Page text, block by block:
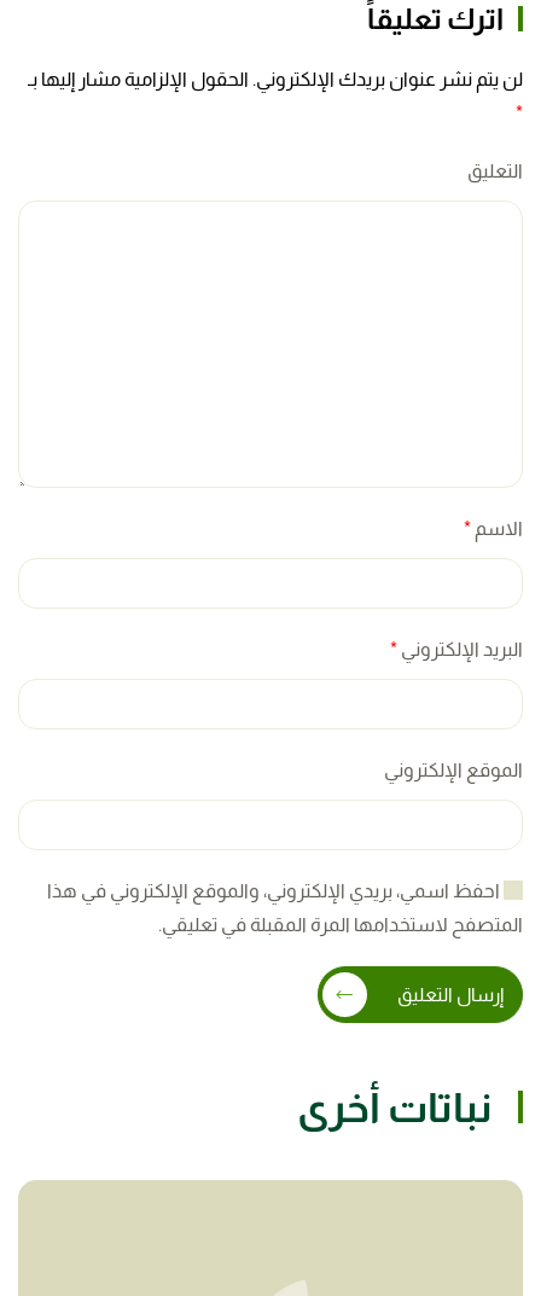
اترك تعليقاً
لن يتم نشر عنوان بريدك الإلكتروني. الحقول الإلزامية مشار إليها بـ
*
التعليق
الاسم *
البريد الإلكتروني *
الموقع الإلكتروني
احفظ اسمي، بريدي الإلكتروني، والموقع الإلكتروني في هذا
المتصفح لاستخدامها المرة المقبلة في تعليقي.
إرسال التعليق
نباتات أخرى